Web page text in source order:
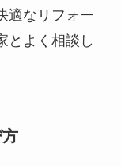
適なリフォー
とよく相談し